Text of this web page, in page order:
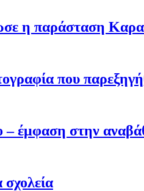
η παράσταση
που
έμφαση στην